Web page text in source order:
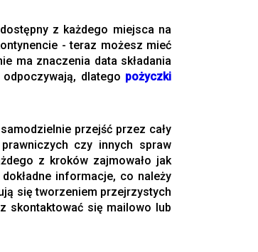
z każdego miejsca na
- teraz możesz mieć
ma znaczenia data składania
dlatego pożyczki
przejść przez cały
czy innych spraw
z kroków zajmowało jak
informacje, co należy
się tworzeniem przejrzystych
skontaktować się mailowo lub